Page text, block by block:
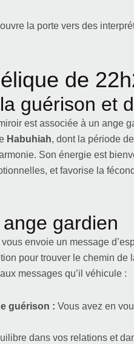
la porte vers des
de
guérison et
est associée à un ange
Habuhiah, dont la période
Son énergie est
et favorise la
gardien
envoie un message
pour trouver le chemin de
messages qu’il véhicule :
guérison : Vous avez en
dans vos relations et